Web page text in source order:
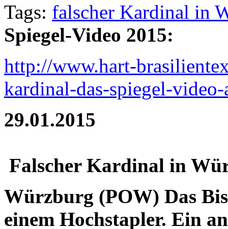
Tags: falscher Kardinal in
Spiegel-Video 2015:
http://www.hart-
kardinal-das-spiegel-
29.01.2015
Falscher Kardinal in
Würzburg (POW) Das
einem Hochstapler. Ein